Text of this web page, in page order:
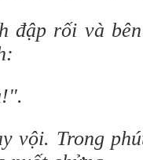
đập rối và
.
vội. Trong